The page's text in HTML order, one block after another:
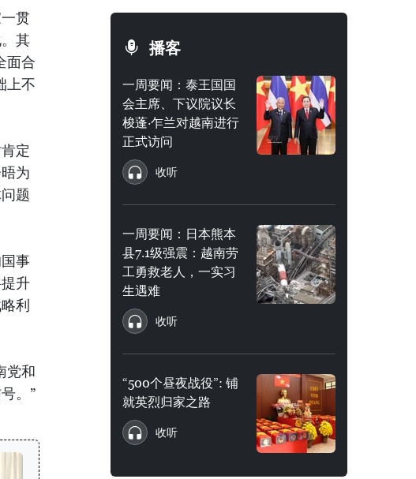
贯
其
面合
上不
定
为
题
事
升
利
党和
。”
播客
一周要闻：泰王国国
会主席、下议院议长
梭蓬·乍兰对越南进行
正式访问
收听
一周要闻：日本熊本
县7.1级强震：越南劳
工勇救老人，一实习
生遇难
收听
“500个昼夜战役”: 铺
就英烈归家之路
收听